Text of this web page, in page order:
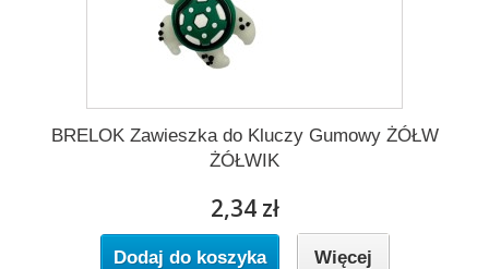
BRELOK Zawieszka do Kluczy Gumowy ŻÓŁW
ŻÓŁWIK
2,34 zł
Dodaj do koszyka Więcej